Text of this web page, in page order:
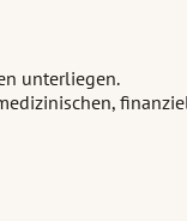
unterliegen.